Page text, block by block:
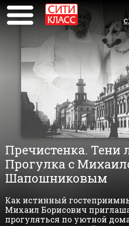
Пречистенка. Тени
Прогулка с
Шапошниковым
Как истинный
Михаил Борисович
прогуляться по уютной